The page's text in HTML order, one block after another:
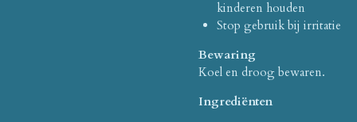
kinderen houden
Stop gebruik bij irritatie
Bewaring
Koel en droog bewaren.
Ingrediënten